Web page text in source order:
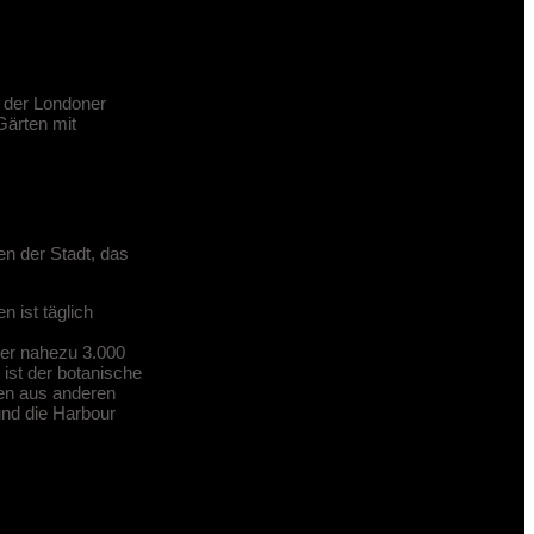
Londoner
mit
der Stadt, das
ist täglich
nahezu 3.000
der botanische
aus anderen
die Harbour